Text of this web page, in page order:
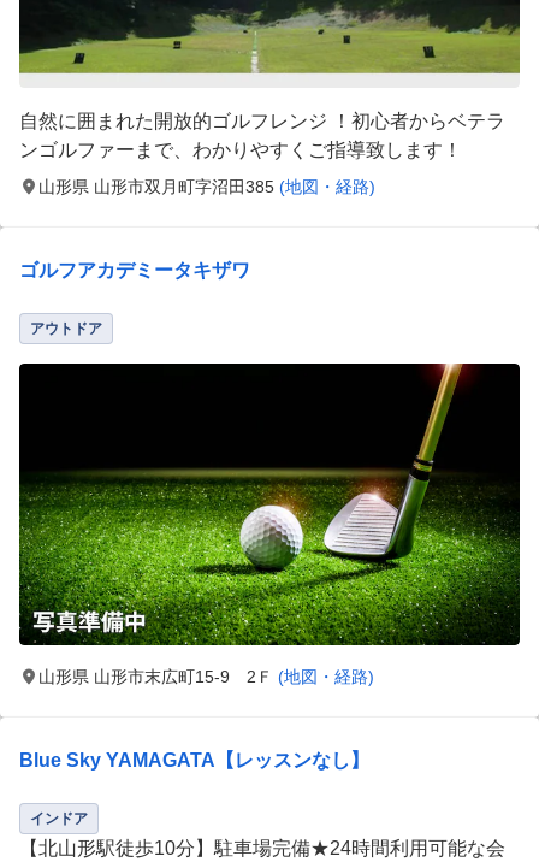
自然に囲まれた開放的ゴルフレンジ ！初心者からベテラ
ンゴルファーまで、わかりやすくご指導致します！
山形県 山形市双月町字沼田385 (地図・経路)
ゴルフアカデミータキザワ
アウトドア
山形県 山形市末広町15-9 2Ｆ (地図・経路)
Blue Sky YAMAGATA【レッスンなし】
インドア
【北山形駅徒歩10分】駐車場完備★24時間利用可能な会